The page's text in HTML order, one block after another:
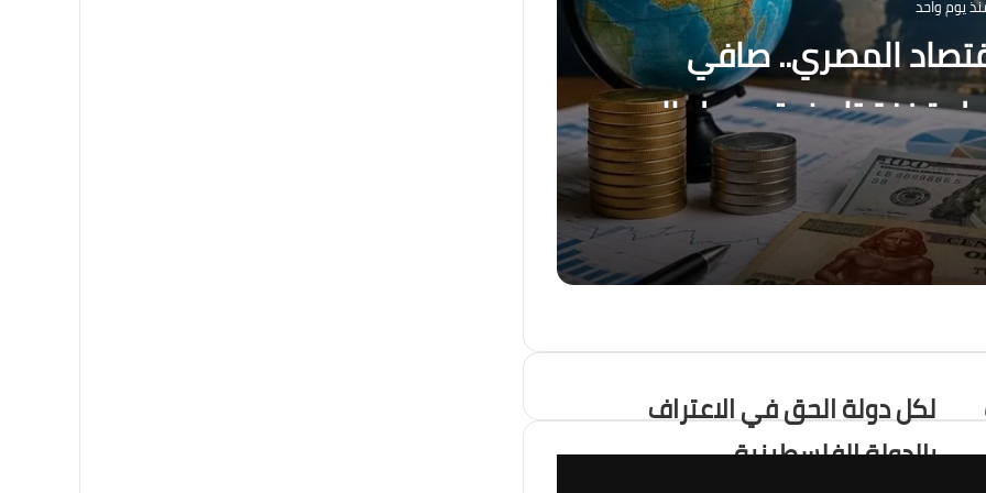
يوم واحد
المصري.. صافي
قفزة تاريخية ويصل إلى
رسالة قوة من الاقتصاد المصري.. صافي الاحتياطي الأجنبي يسجل قفزة تاريخية ويصل إلى 56.29 مليار دولار بنهاية يوليو
لكل دولة الحق في الاعتراف
بالدولة الفلسطينية